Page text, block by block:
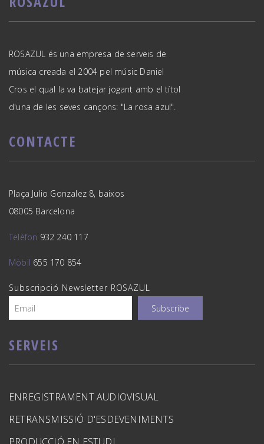
ROSAZUL és una empresa de serveis de
música creada el 2004 pel músic Daniel
Cros el qual la va batejar jogant amb el títol
d'una de les seves cançons: "La rosa azul".
CONTACTE
Plaça Julio Gonzalez 8, baixos
08005 Barcelona
Telèfon 932 240 117
Mòbil 655 170 854
Subscripció Newsletter ROSAZUL
SERVEIS
ENREGISTRAMENT AUDIOVISUAL
RETRANSMISSIÓ D'ESDEVENIMENTS